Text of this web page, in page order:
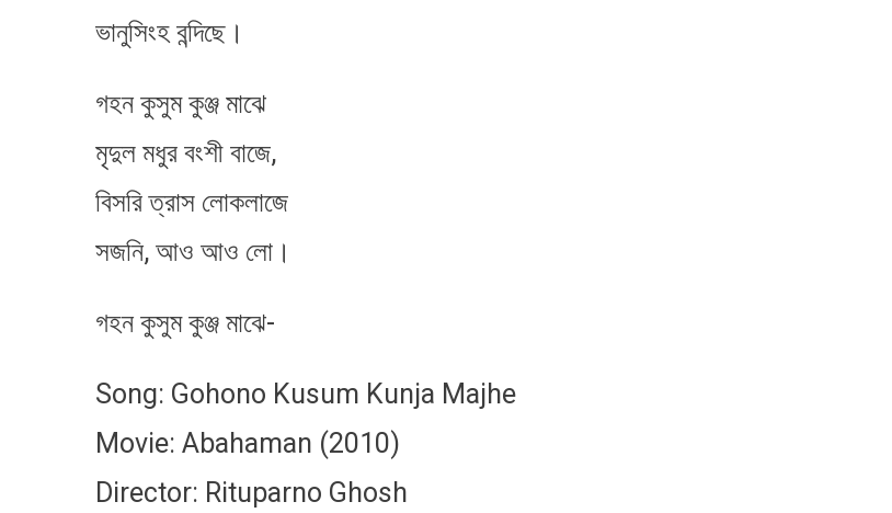
ভানুসিংহ বন্দিছে।
গহন কুসুম কুঞ্জ মাঝে
মৃদুল মধুর বংশী বাজে,
বিসরি ত্রাস লোকলাজে
সজনি, আও আও লো।
গহন কুসুম কুঞ্জ মাঝে-
Song: Gohono Kusum Kunja Majhe
Movie: Abahaman (2010)
Director: Rituparno Ghosh